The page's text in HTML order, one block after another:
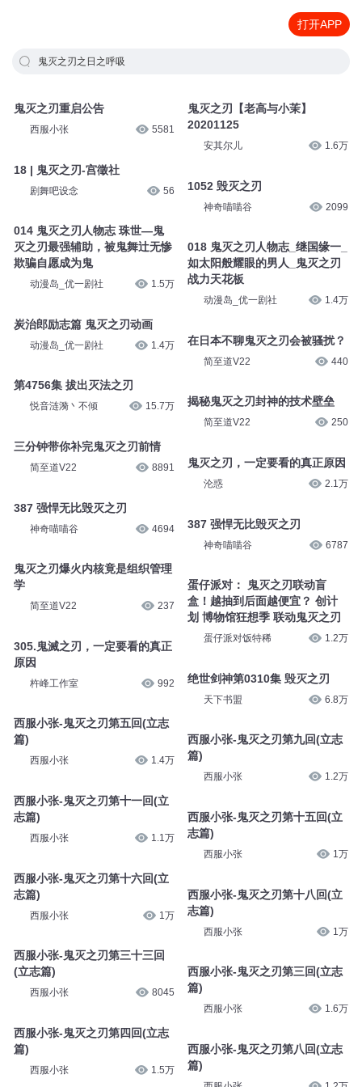
打开APP
鬼灭之刃之日之呼吸
鬼灭之刃重启公告
西服小张 5581
18 | 鬼灭之刃-宫徵社
剧舞吧设念 56
014 鬼灭之刃人物志 珠世—鬼
灭之刃最强辅助，被鬼舞辻无惨
欺骗自愿成为鬼
动漫岛_优一剧社 1.5万
炭治郎励志篇 鬼灭之刃动画
动漫岛_优一剧社 1.4万
第4756集 拔出灭法之刃
悦音涟漪丶不倾 15.7万
三分钟带你补完鬼灭之刃前情
简至道V22 8891
387 强悍无比毁灭之刃
神奇喵喵谷 4694
鬼灭之刃爆火内核竟是组织管理
学
简至道V22 237
305.鬼滅之刃，一定要看的真正
原因
杵峰工作室 992
西服小张-鬼灭之刃第五回(立志
篇)
西服小张 1.4万
西服小张-鬼灭之刃第十一回(立
志篇)
西服小张 1.1万
西服小张-鬼灭之刃第十六回(立
志篇)
西服小张 1万
西服小张-鬼灭之刃第三十三回
(立志篇)
西服小张 8045
西服小张-鬼灭之刃第四回(立志
篇)
西服小张 1.5万
鬼灭之刃【老高与小茉】
20201125
安其尔儿 1.6万
1052 毁灭之刃
神奇喵喵谷 2099
018 鬼灭之刃人物志_继国缘一_
如太阳般耀眼的男人_鬼灭之刃
战力天花板
动漫岛_优一剧社 1.4万
在日本不聊鬼灭之刃会被骚扰？
简至道V22 440
揭秘鬼灭之刃封神的技术壁垒
简至道V22 250
鬼灭之刃，一定要看的真正原因
沦惑 2.1万
387 强悍无比毁灭之刃
神奇喵喵谷 6787
蛋仔派对： 鬼灭之刃联动盲
盒！越抽到后面越便宜？ 创计
划 博物馆狂想季 联动鬼灭之刃
蛋仔派对饭特稀 1.2万
绝世剑神第0310集 毁灭之刃
天下书盟 6.8万
西服小张-鬼灭之刃第九回(立志
篇)
西服小张 1.2万
西服小张-鬼灭之刃第十五回(立
志篇)
西服小张 1万
西服小张-鬼灭之刃第十八回(立
志篇)
西服小张 1万
西服小张-鬼灭之刃第三回(立志
篇)
西服小张 1.6万
西服小张-鬼灭之刃第八回(立志
篇)